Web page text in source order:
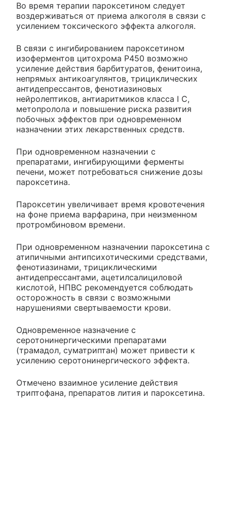
Во время терапии пароксетином следует
воздерживаться от приема алкоголя в связи с
усилением токсического эффекта алкоголя.
В связи с ингибированием пароксетином
изоферментов цитохрома Р450 возможно
усиление действия барбитуратов, фенитоина,
непрямых антикоагулянтов, трициклических
антидепрессантов, фенотиазиновых
нейролептиков, антиаритмиков класса I С,
метопролола и повышение риска развития
побочных эффектов при одновременном
назначении этих лекарственных средств.
При одновременном назначении с
препаратами, ингибирующими ферменты
печени, может потребоваться снижение дозы
пароксетина.
Пароксетин увеличивает время кровотечения
на фоне приема варфарина, при неизменном
протромбиновом времени.
При одновременном назначении пароксетина с
атипичными антипсихотическими средствами,
фенотиазинами, трициклическими
антидепрессантами, ацетилсалициловой
кислотой, НПВС рекомендуется соблюдать
осторожность в связи с возможными
нарушениями свертываемости крови.
Одновременное назначение с
серотонинергическими препаратами
(трамадол, суматриптан) может привести к
усилению серотонинергического эффекта.
Отмечено взаимное усиление действия
триптофана, препаратов лития и пароксетина.